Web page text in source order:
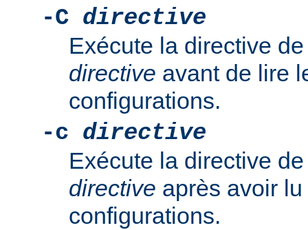
-C directive
Exécute la directive
directive avant de lire
configurations.
-c directive
Exécute la directive
directive après avoir
configurations.